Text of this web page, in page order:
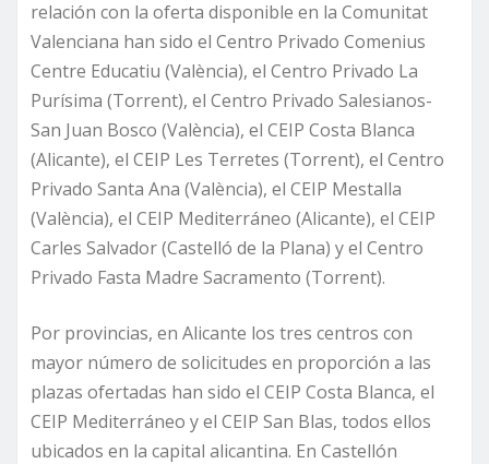
relación con la oferta disponible en la Comunitat
Valenciana han sido el Centro Privado Comenius
Centre Educatiu (València), el Centro Privado La
Purísima (Torrent), el Centro Privado Salesianos-
San Juan Bosco (València), el CEIP Costa Blanca
(Alicante), el CEIP Les Terretes (Torrent), el Centro
Privado Santa Ana (València), el CEIP Mestalla
(València), el CEIP Mediterráneo (Alicante), el CEIP
Carles Salvador (Castelló de la Plana) y el Centro
Privado Fasta Madre Sacramento (Torrent).
Por provincias, en Alicante los tres centros con
mayor número de solicitudes en proporción a las
plazas ofertadas han sido el CEIP Costa Blanca, el
CEIP Mediterráneo y el CEIP San Blas, todos ellos
ubicados en la capital alicantina. En Castellón